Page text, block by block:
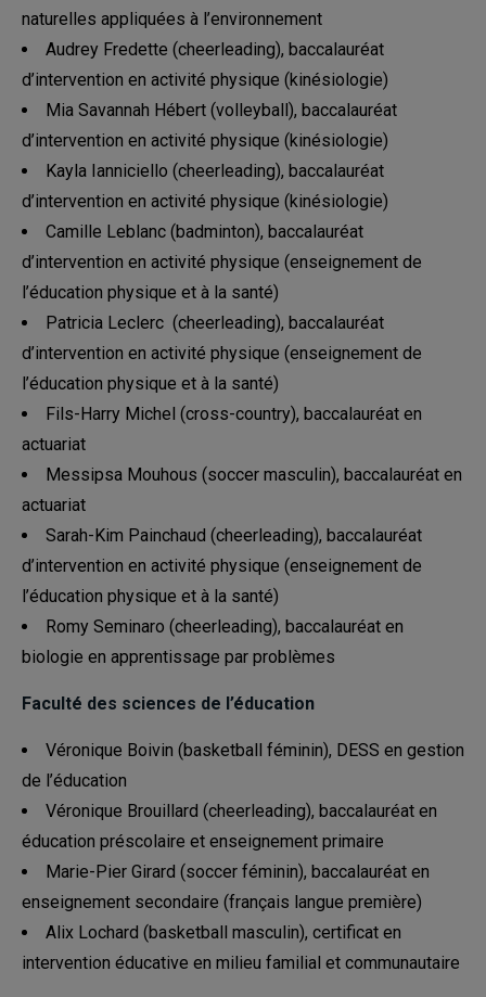
naturelles appliquées à l’environnement
Audrey Fredette (cheerleading), baccalauréat
d’intervention en activité physique (kinésiologie)
Mia Savannah Hébert (volleyball), baccalauréat
d’intervention en activité physique (kinésiologie)
Kayla Ianniciello (cheerleading), baccalauréat
d’intervention en activité physique (kinésiologie)
Camille Leblanc (badminton), baccalauréat
d’intervention en activité physique (enseignement de
l’éducation physique et à la santé)
Patricia Leclerc (cheerleading), baccalauréat
d’intervention en activité physique (enseignement de
l’éducation physique et à la santé)
Fils-Harry Michel (cross-country), baccalauréat en
actuariat
Messipsa Mouhous (soccer masculin), baccalauréat en
actuariat
Sarah-Kim Painchaud (cheerleading), baccalauréat
d’intervention en activité physique (enseignement de
l’éducation physique et à la santé)
Romy Seminaro (cheerleading), baccalauréat en
biologie en apprentissage par problèmes
Faculté des sciences de l’éducation
Véronique Boivin (basketball féminin), DESS en gestion
de l’éducation
Véronique Brouillard (cheerleading), baccalauréat en
éducation préscolaire et enseignement primaire
Marie-Pier Girard (soccer féminin), baccalauréat en
enseignement secondaire (français langue première)
Alix Lochard (basketball masculin), certificat en
intervention éducative en milieu familial et communautaire